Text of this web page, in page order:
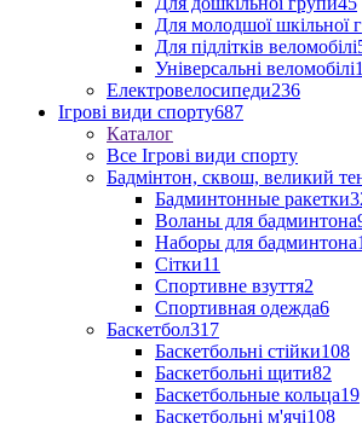
Для молодшої шкільної
Для підлітків веломобілі
Універсальні веломобілі
Електровелосипеди236
Ігрові види спорту687
Каталог
Все Ігрові види спорту
Бадмінтон, сквош, великий
Бадминтонные ракетки
Воланы для бадминтона
Наборы для бадминтона
Сітки11
Спортивне взуття2
Спортивная одежда6
Баскетбол317
Баскетбольні стійки108
Баскетбольні щити82
Баскетбольные кольца19
Баскетбольні м'ячі108